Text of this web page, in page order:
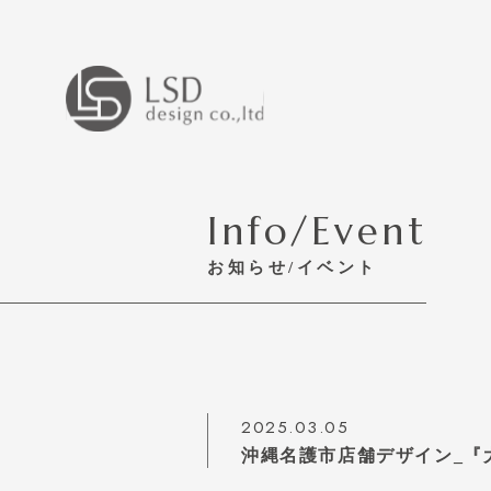
Info/Event
お知らせ/イベント
2025.03.05
沖縄名護市店舗デザイン_『